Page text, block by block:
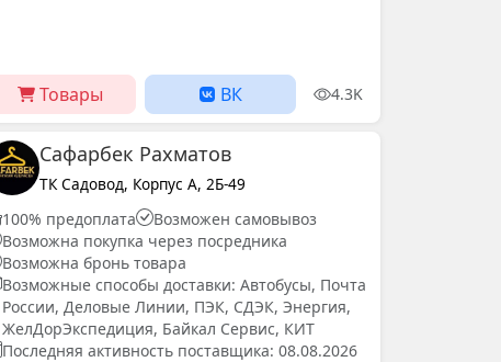
Товары ВК 4.3K
Сафарбек Рахматов
ТК Садовод, Корпус А, 2Б-49
100% предоплата
Возможен самовывоз
Возможна покупка через посредника
Возможна бронь товара
Возможные способы доставки: Автобусы, Почта
России, Деловые Линии, ПЭК, СДЭК, Энергия,
ЖелДорЭкспедиция, Байкал Сервис, КИТ
Последняя активность поставщика: 08.08.2026